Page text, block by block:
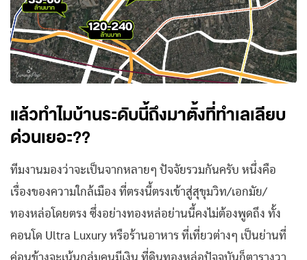
แล้วทำไมบ้านระดับนี้ถึงมาตั้งที่ทำเลเลียบ
ด่วนเยอะ??
ทีมงานมองว่าจะเป็นจากหลายๆ ปัจจัยรวมกันครับ หนึ่งคือ
เรื่องของความใกล้เมือง ที่ตรงนี้ตรงเข้าสู่สุขุมวิท/เอกมัย/
ทองหล่อโดยตรง ซึ่งอย่างทองหล่อย่านนี้คงไม่ต้องพูดถึง ทั้ง
คอนโด Ultra Luxury หรือร้านอาหาร ที่เที่ยวต่างๆ เป็นย่านที่